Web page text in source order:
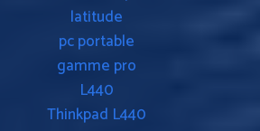
latitude
pc portable
gamme pro
L440
Thinkpad L440